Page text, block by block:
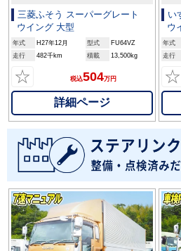
三菱ふそう スーパーグレート
ウイング 大型
年式 H27年12月 型式
FU64VZ
走行
482千km 積載 13,500kg
☆ 税込504万円
詳細ページ
い
ウ
年式
走行
☆